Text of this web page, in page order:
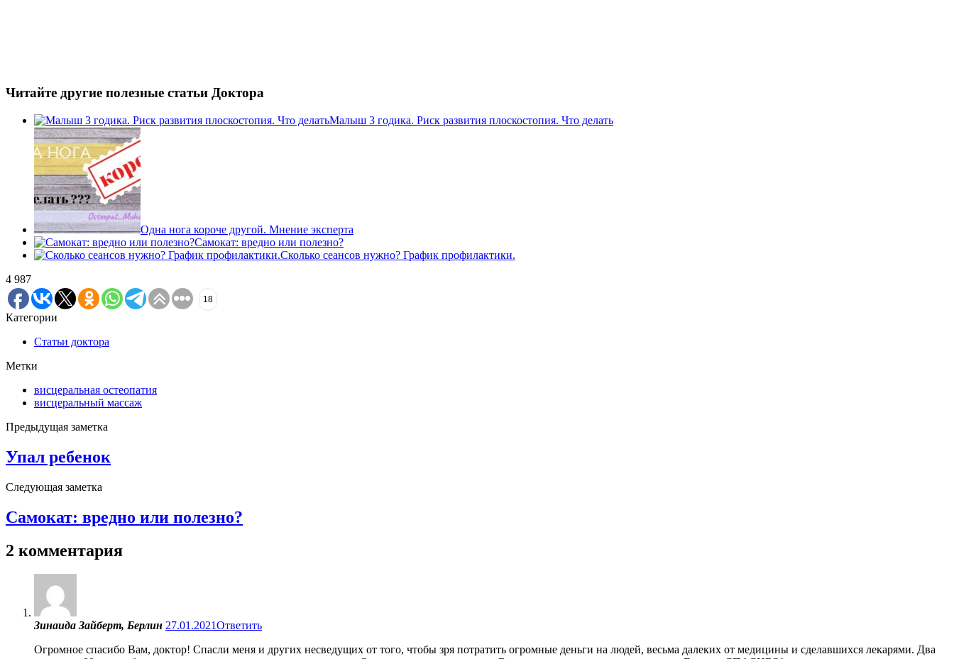
Читайте другие полезные статьи Доктора
Малыш 3 годика. Риск развития плоскостопия. Что делать
Одна нога короче другой. Мнение эксперта
Самокат: вредно или полезно?
Сколько сеансов нужно? График профилактики.
4 987
18
Категории
Статьи доктора
Метки
висцеральная остеопатия
висцеральный массаж
Предыдущая заметка
Упал ребенок
Следующая заметка
Самокат: вредно или полезно?
2 комментария
Зинаида Зайберт, Берлин 27.01.2021Ответить
Огромное спасибо Вам, доктор! Спасли меня и других несведущих от того, чтобы зря потратить огромные деньги на людей, весьма далеких от медицины и сделавшихся лекарями. Два